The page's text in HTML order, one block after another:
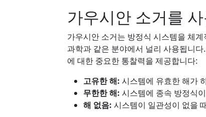
가우시안 소거를
가우시안 소거는 방정식 시스템을 체
과학과 같은 분야에서 널리 사용됩니
에 대한 중요한 통찰력을 제공합니다:
고유한 해: 시스템에 유효한 해가
무한한 해: 시스템에 종속 방정식
해 없음: 시스템이 일관성이 없을